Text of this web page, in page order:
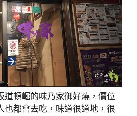
道頓崛的味乃家御好燒，價位
也都會去吃，味道很道地，很